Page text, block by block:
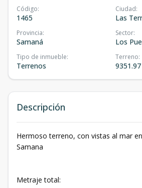
Código:
1465
Ciudad:
Las
Provincia:
Samaná
Sector:
Los
Tipo de inmueble:
Terrenos
Terreno:
Descripción
Hermoso terreno, con vistas al mar
Samana
Metraje total: